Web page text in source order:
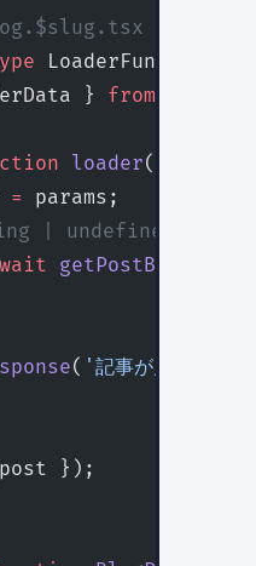
} from
loader({
= params;
| undefined — 型安全
getPostBySlug
( '記事が見つかり
});